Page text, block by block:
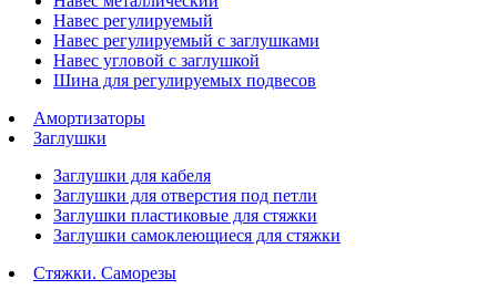
Навес регулируемый
Навес регулируемый с заглушками
Навес угловой с заглушкой
Шина для регулируемых подвесов
Амортизаторы
Заглушки
Заглушки для кабеля
Заглушки для отверстия под петли
Заглушки пластиковые для стяжки
Заглушки самоклеющиеся для стяжки
Стяжки. Саморезы